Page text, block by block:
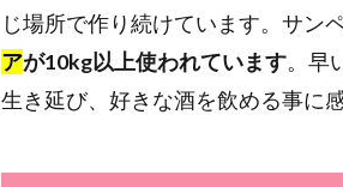
じ場所で作り続けています。サン
アが10kg以上使われています。早
生き延び、好きな酒を飲める事に